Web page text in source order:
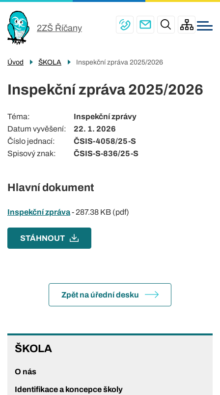
hlavnímu
obsahu
navigace
ŠKOLA
PRO ŽÁKY
ŠKOLNÍ DRUŽINA
KONTAKTY
2ZŠ Říčany
ŠKOLA
ŠKOLA
O nás
Identifikace a koncepce školy
Úvod ŠKOLA Inspekční zpráva 2025/2026
Inspekční zpráva 2025/2026
Téma
Inspekční zprávy
Datum vyvěšení
22. 1. 2026
Číslo jednací
ČSIS-4058/25-S
Spisový znak
ČSIS-S-836/25-S
Hlavní dokument
Inspekční zpráva- 287.38 KB (pdf)
STÁHNOUT
Zpět na úřední desku